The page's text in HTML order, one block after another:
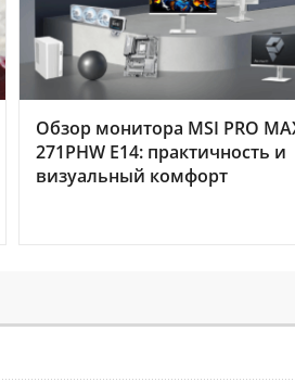
Обзор монитора MSI PRO
271PHW E14: практичность и
визуальный комфорт